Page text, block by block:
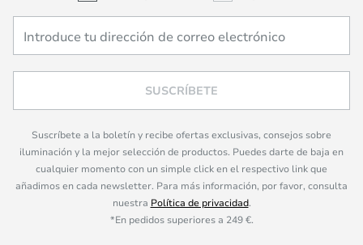
SUSCRÍBETE
Suscríbete a la boletín y recibe ofertas exclusivas, consejos sobre
iluminación y la mejor selección de productos. Puedes darte de baja en
cualquier momento con un simple click en el respectivo link que
añadimos en cada newsletter. Para más información, por favor, consulta
nuestra Política de privacidad.
*En pedidos superiores a 249 €.